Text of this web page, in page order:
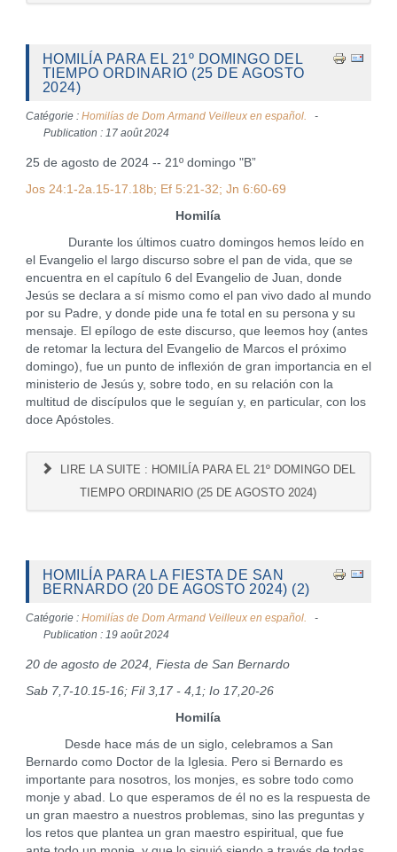
HOMILÍA PARA EL 21º DOMINGO DEL
TIEMPO ORDINARIO (25 DE AGOSTO
2024)
Catégorie : Homilías de Dom Armand Veilleux en español.
Publication : 17 août 2024
25 de agosto de 2024 -- 21º domingo "B”
Jos 24:1-2a.15-17.18b; Ef 5:21-32; Jn 6:60-69
Homilía
Durante los últimos cuatro domingos hemos leído en
el Evangelio el largo discurso sobre el pan de vida, que se
encuentra en el capítulo 6 del Evangelio de Juan, donde
Jesús se declara a sí mismo como el pan vivo dado al mundo
por su Padre, y donde pide una fe total en su persona y su
mensaje. El epílogo de este discurso, que leemos hoy (antes
de retomar la lectura del Evangelio de Marcos el próximo
domingo), fue un punto de inflexión de gran importancia en el
ministerio de Jesús y, sobre todo, en su relación con la
multitud de discípulos que le seguían y, en particular, con los
doce Apóstoles.
LIRE LA SUITE : HOMILÍA PARA EL 21º DOMINGO DEL
TIEMPO ORDINARIO (25 DE AGOSTO 2024)
HOMILÍA PARA LA FIESTA DE SAN
BERNARDO (20 DE AGOSTO 2024) (2)
Catégorie : Homilías de Dom Armand Veilleux en español.
Publication : 19 août 2024
20 de agosto de 2024, Fiesta de San Bernardo
Sab 7,7-10.15-16; Fil 3,17 - 4,1; Io 17,20-26
Homilía
Desde hace más de un siglo, celebramos a San
Bernardo como Doctor de la Iglesia. Pero si Bernardo es
importante para nosotros, los monjes, es sobre todo como
monje y abad. Lo que esperamos de él no es la respuesta de
un gran maestro a nuestros problemas, sino las preguntas y
los retos que plantea un gran maestro espiritual, que fue